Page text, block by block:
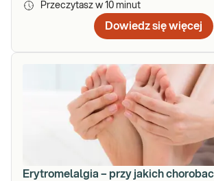
Przeczytasz w 10 minut
Dowiedz się więcej
Erytromelalgia – przy jakich